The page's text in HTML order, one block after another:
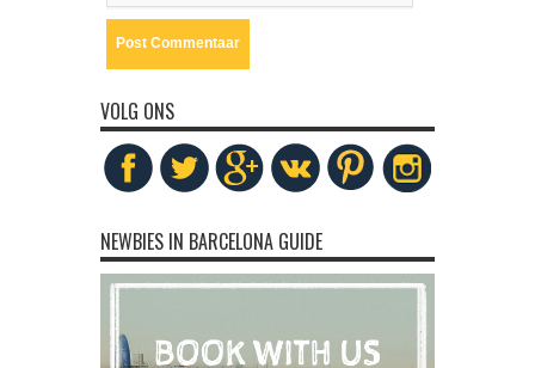
VOLG ONS
NEWBIES IN BARCELONA GUIDE